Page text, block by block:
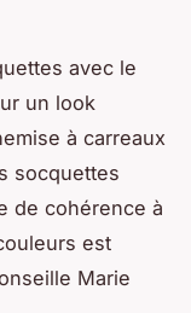
avec le
un look
à carreaux
socquettes
de cohérence à
est
Marie